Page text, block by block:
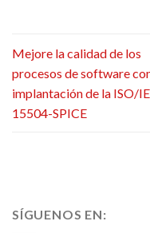
Mejore la calidad de los
procesos de software
implantación de la ISO/
15504-SPICE
SÍGUENOS EN: